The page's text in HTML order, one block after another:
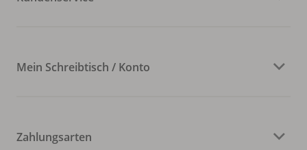
Mein Schreibtisch / Konto
Zahlungsarten